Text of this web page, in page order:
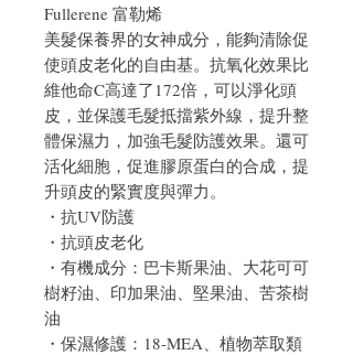
Fullerene 富勒烯
美髮保養界的女神成分，能夠清除促
使頭皮老化的自由基。抗氧化效果比
維他命C高達了172倍，可以淨化頭
皮，並保護毛髮抵擋紫外線，提升整
體保濕力，加強毛髮防護效果。還可
活化細胞，促進膠原蛋白的合成，提
升頭皮的緊實度與彈力。
・抗UV防護
・抗頭皮老化
・有機成分：巴卡斯果油、大花可可
樹籽油、印加果油、堅果油、苦茶樹
油
・保濕修護：18-MEA、植物萃取類